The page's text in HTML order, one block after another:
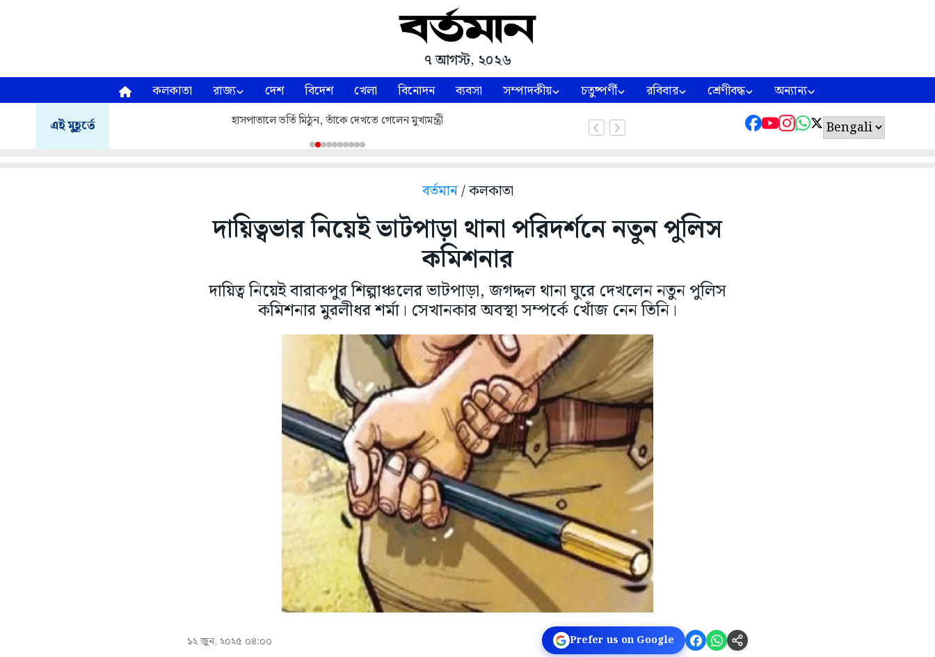
৭ আগস্ট, ২০২৬
কলকাতা রাজ্য দেশ বিদেশ খেলা বিনোদন ব্যবসা সম্পাদকীয় চতুষ্পর্ণী রবিবার শ্রেণীবদ্ধ অন্যান্য
এই মুহূর্তে হাসপাতালে ভর্তি মিঠুন, তাঁকে দেখতে গেলেন মুখ্যমন্ত্রী
বর্তমান/ কলকাতা
দায়িত্বভার নিয়েই ভাটপাড়া থানা পরিদর্শনে নতুন পুলিস
কমিশনার
দায়িত্ব নিয়েই বারাকপুর শিল্পাঞ্চলের ভাটপাড়া, জগদ্দল থানা ঘুরে দেখলেন নতুন পুলিস
কমিশনার মুরলীধর শর্মা। সেখানকার অবস্থা সম্পর্কে খোঁজ নেন তিনি।
১২ জুন, ২০২৫ ০৪:০০ Prefer us on Google